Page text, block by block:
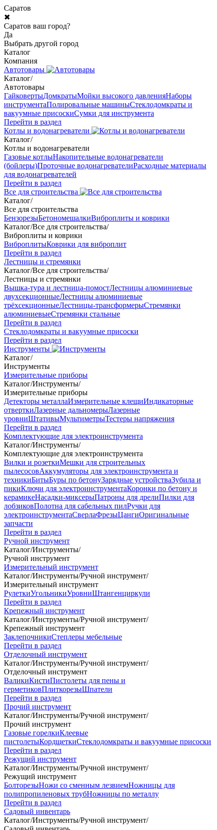
Саратов
✖
Саратов ваш город?
Да
Выбрать другой город
Каталог
Компания
Автотовары
Каталог/
Автотовары
ГайковертыДомкратыМойки высокого давленияНаборы
инструментаПолировальные машиныСтеклодомкраты и
вакуумные присоскиСумки для инструмента
Перейти в раздел
Котлы и водонагреватели
Каталог/
Котлы и водонагреватели
Газовые котлыНакопительные водонагреватели
(бойлеры)Проточные водонагревателиРасходные материалы
для водонагревателей
Перейти в раздел
Все для строительства
Каталог/
Все для строительства
БензорезыБетономешалкиВиброплиты и коврики
Каталог/Все для строительства/
Виброплиты и коврики
ВиброплитыКоврики для виброплит
Перейти в раздел
Лестницы и стремянки
Каталог/Все для строительства/
Лестницы и стремянки
Вышка-тура и лестница-помостЛестницы алюминиевые
двухсекционныеЛестницы алюминиевые
трёхсекционныеЛестницы-трансформерыСтремянки
алюминиевыеСтремянки стальные
Перейти в раздел
Стеклодомкраты и вакуумные присоски
Перейти в раздел
Инструменты
Каталог/
Инструменты
Измерительные приборы
Каталог/Инструменты/
Измерительные приборы
Детекторы металлаИзмерительные клещиИндикаторные
отверткиЛазерные дальномерыЛазерные
уровниШтативыМультиметрыТестеры напряжения
Перейти в раздел
Комплектующие для электроинструмента
Каталог/Инструменты/
Комплектующие для электроинструмента
Вилки и розеткиМешки для строительных
пылесосовАккумуляторы для электроинструмента и
техникиБитыБуры по бетонуЗарядные устройстваЗубила и
пикиКлючи для электроинструментаКоронки по бетону и
керамикеНасадки-миксерыПатроны для дрелиПилки для
лобзиковПолотна для сабельных пилРучки для
электроинструментаСверлаФрезыЦангиОригинальные
запчасти
Перейти в раздел
Ручной инструмент
Каталог/Инструменты/
Ручной инструмент
Измерительный инструмент
Каталог/Инструменты/Ручной инструмент/
Измерительный инструмент
РулеткиУгольникиУровниШтангенциркули
Перейти в раздел
Крепежный инструмент
Каталог/Инструменты/Ручной инструмент/
Крепежный инструмент
ЗаклепочникиСтеплеры мебельные
Перейти в раздел
Отделочный инструмент
Каталог/Инструменты/Ручной инструмент/
Отделочный инструмент
ВаликиКистиПистолеты для пены и
герметиковПлиткорезыШпатели
Перейти в раздел
Прочий инструмент
Каталог/Инструменты/Ручной инструмент/
Прочий инструмент
Газовые горелкиКлеевые
пистолетыКордщеткиСтеклодомкраты и вакуумные присоски
Перейти в раздел
Режущий инструмент
Каталог/Инструменты/Ручной инструмент/
Режущий инструмент
БолторезыНожи со сменным лезвиемНожницы для
полипропиленовых трубНожницы по металлу
Перейти в раздел
Садовый инвентарь
Каталог/Инструменты/Ручной инструмент/